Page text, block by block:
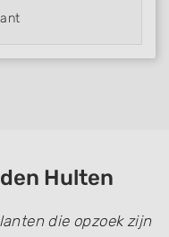
Hulten
die opzoek zijn